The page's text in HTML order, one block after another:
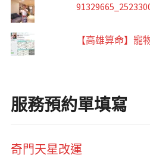
【高雄算命】寵
服務預約單填寫
奇門天星改運